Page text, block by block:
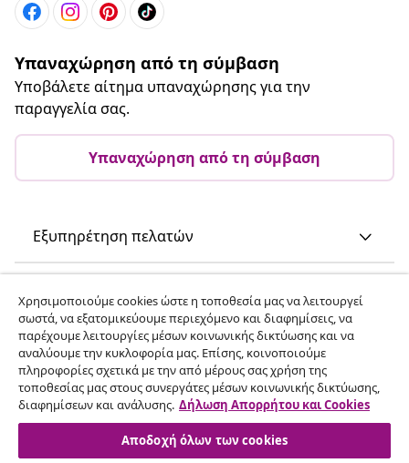
Υπαναχώρηση από τη σύμβαση
Υποβάλετε αίτημα υπαναχώρησης για την
παραγγελία σας.
Υπαναχώρηση από τη σύμβαση
Εξυπηρέτηση πελατών
vidaXL
Ανακαλύψτε περισσότερα
Χρησιμοποιούμε cookies ώστε η τοποθεσία μας να λειτουργεί
σωστά, να εξατομικεύουμε περιεχόμενο και διαφημίσεις, να
παρέχουμε λειτουργίες μέσων κοινωνικής δικτύωσης και να
αναλύουμε την κυκλοφορία μας. Επίσης, κοινοποιούμε
πληροφορίες σχετικά με την από μέρους σας χρήση της
τοποθεσίας μας στους συνεργάτες μέσων κοινωνικής δικτύωσης,
διαφημίσεων και ανάλυσης. Δήλωση Απορρήτου και Cookies
Αποδοχή όλων των cookies